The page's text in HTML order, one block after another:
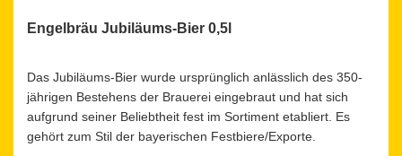
Engelbräu Jubiläums-Bier 0,5l
Das Jubiläums-Bier wurde ursprünglich anlässlich des 350-
jährigen Bestehens der Brauerei eingebraut und hat sich
aufgrund seiner Beliebtheit fest im Sortiment etabliert. Es
gehört zum Stil der bayerischen Festbiere/Exporte.